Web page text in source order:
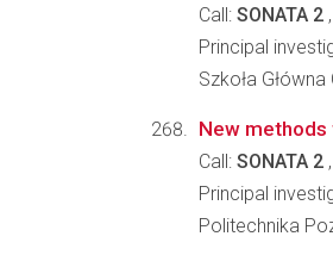
Call: SONATA 2
Principal
Szkoła
New
Call: SONATA 2
Principal
Politechnika